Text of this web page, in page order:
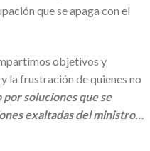
que se apaga con el
objetivos y
la frustración de quienes no
soluciones que se
exaltadas del ministro…